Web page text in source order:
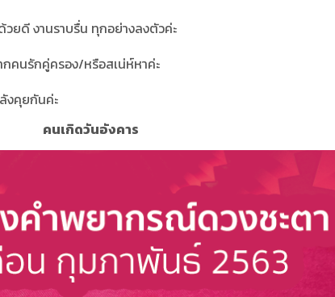
ยดี งานราบรื่น ทุกอย่างลงตัวค่ะ
คนรักคู่ครอง/หรือสเน่ห์หาค่ะ
งคุยกันค่ะ
คนเกิดวันอังคาร